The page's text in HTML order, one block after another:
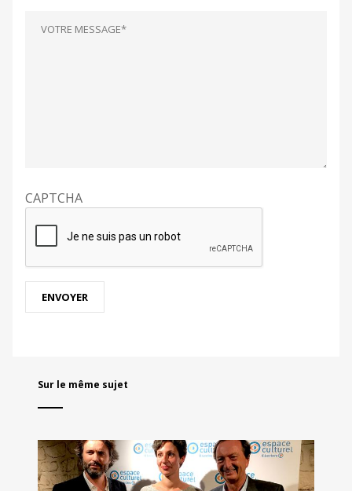
CAPTCHA
Sur le même sujet